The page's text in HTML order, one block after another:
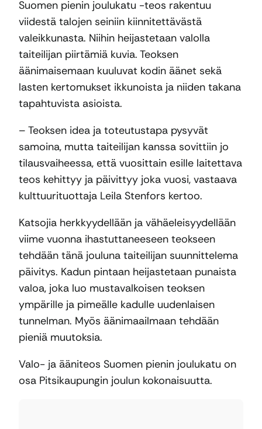
Suomen pienin joulukatu -teos rakentuu
viidestä talojen seiniin kiinnitettävästä
valeikkunasta. Niihin heijastetaan valolla
taiteilijan piirtämiä kuvia. Teoksen
äänimaisemaan kuuluvat kodin äänet sekä
lasten kertomukset ikkunoista ja niiden takana
tapahtuvista asioista.
– Teoksen idea ja toteutustapa pysyvät
samoina, mutta taiteilijan kanssa sovittiin jo
tilausvaiheessa, että vuosittain esille laitettava
teos kehittyy ja päivittyy joka vuosi, vastaava
kulttuurituottaja Leila Stenfors kertoo.
Katsojia herkkyydellään ja vähäeleisyydellään
viime vuonna ihastuttaneeseen teokseen
tehdään tänä jouluna taiteilijan suunnittelema
päivitys. Kadun pintaan heijastetaan punaista
valoa, joka luo mustavalkoisen teoksen
ympärille ja pimeälle kadulle uudenlaisen
tunnelman. Myös äänimaailmaan tehdään
pieniä muutoksia.
Valo- ja ääniteos Suomen pienin joulukatu on
osa Pitsikaupungin joulun kokonaisuutta.